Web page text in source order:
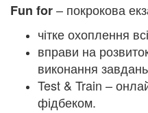
Fun for– покрокова
чітке охоплення
вправи на
виконання
Test & Train –
фідбеком.